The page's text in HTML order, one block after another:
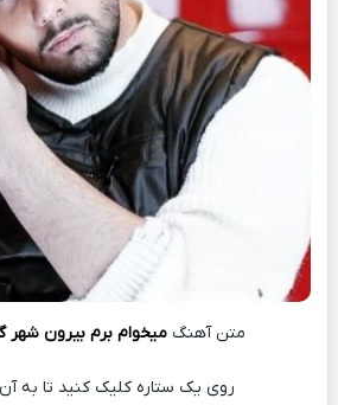
متن آهنگ میخوام برم بیرون
روی یک ستاره کلیک کنید تا به آن